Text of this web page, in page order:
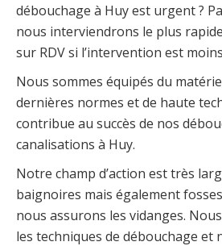
débouchage à Huy est urgent ?
nous interviendrons le plus
sur RDV si l’intervention est
Nous sommes équipés du
dernières normes et de haute
contribue au succès de nos
canalisations à Huy.
Notre champ d’action est très
baignoires mais également
nous assurons les vidanges.
les techniques de débouchage et